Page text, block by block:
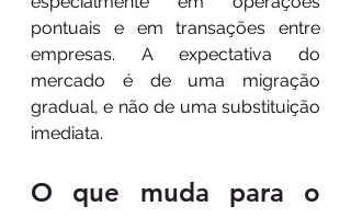
pontuais e em transações entre
empresas. A expectativa do
mercado é de uma migração
gradual, e não de uma substituição
imediata.
O que muda para o